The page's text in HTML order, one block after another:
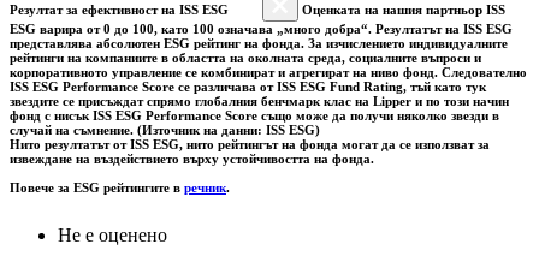
Резултат за ефективност на ISS ESG
Оценката на нашия партньор ISS
ESG варира от 0 до 100, като 100 означава „много добра“. Резултатът на ISS ESG
представлява абсолютен ESG рейтинг на фонда. За изчислението индивидуалните
рейтинги на компаниите в областта на околната среда, социалните въпроси и
корпоративното управление се комбинират и агрегират на ниво фонд. Следователно
ISS ESG Performance Score се различава от ISS ESG Fund Rating, тъй като тук
звездите се присъждат спрямо глобалния бенчмарк клас на Lipper и по този начин
фонд с нисък ISS ESG Performance Score също може да получи няколко звезди в
случай на съмнение. (Източник на данни: ISS ESG)
Нито резултатът от ISS ESG, нито рейтингът на фонда могат да се използват за
извеждане на въздействието върху устойчивостта на фонда.
Повече за ESG рейтингите в речник.
Не е оценено